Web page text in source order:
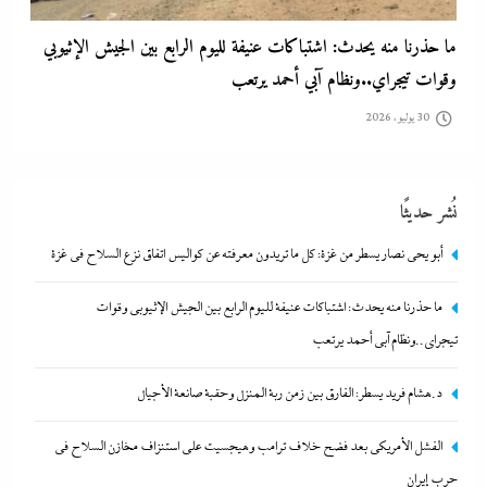
د.هشام فريد يسطر: الفارق بين زمن ربة المنزل وحقبة صانعة الأجيال
30 يوليو، 2026
الفشل الأمريكي بعد فضح خلاف ترامب وهيجسيت على استنزاف
مخازن السلاح في حرب إيران
30 يوليو، 2026
نُشر حديثًا
أبو يحى نصار يسطر من غزة: كل ما تريدون معرفته عن كواليس اتفاق نزع السلاح في غزة
ما حذرنا منه يحدث: اشتباكات عنيفة لليوم الرابع بين الجيش الإثيوبي وقوات
تيجراي..ونظام آبي أحمد يرتعب
د.هشام فريد يسطر: الفارق بين زمن ربة المنزل وحقبة صانعة الأجيال
الفشل الأمريكي بعد فضح خلاف ترامب وهيجسيت على استنزاف مخازن السلاح في
حرب إيران